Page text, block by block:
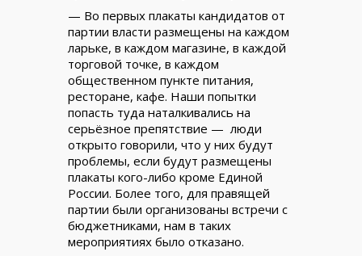
— Во первых плакаты кандидатов от
партии власти размещены на каждом
ларьке, в каждом магазине, в каждой
торговой точке, в каждом
общественном пункте питания,
ресторане, кафе. Наши попытки
попасть туда наталкивались на
серьёзное препятствие — люди
открыто говорили, что у них будут
проблемы, если будут размещены
плакаты кого-либо кроме Единой
России. Более того, для правящей
партии были организованы встречи с
бюджетниками, нам в таких
мероприятиях было отказано.